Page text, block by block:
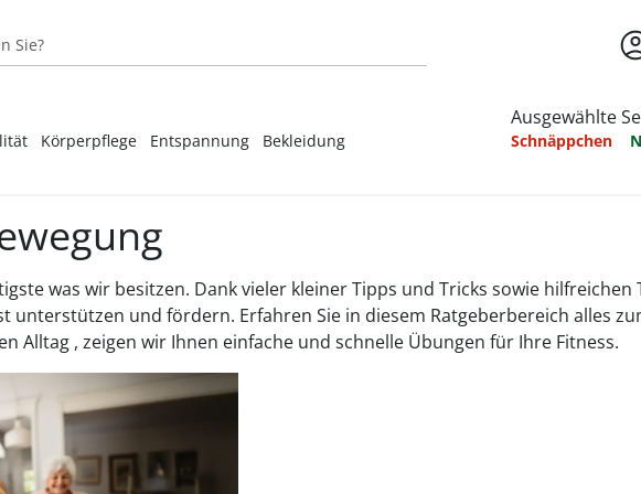
Bandagen
& Stützgürtel
Körperpflege Entspannung
& Spannbettlaken
Bekleidung
‎Unsere Marken
Ausgewählte
Schnäppchen
was wir besitzen. Dank vieler kleiner Tipps und Tricks sowie hilfreichen
unterstützen und fördern. Erfahren Sie in diesem Ratgeberbereich alles
Alltag , zeigen wir Ihnen einfache und schnelle Übungen für Ihre Fitness.